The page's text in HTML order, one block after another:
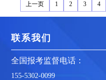
上一页 1 2 3 4
联系我们
全国报考监督电话：
155-5302-0099